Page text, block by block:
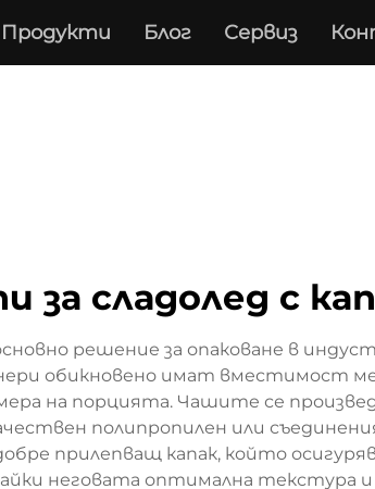
Продукти Блог Сервиз
за сладолед с
решение за опаковане в
обикновено имат вместимост
на порцията. Чашите се
полипропилен или
прилепващ капак, който
неговата оптимална текстура